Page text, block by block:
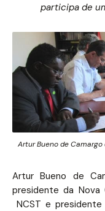
participa de
Artur Bueno de
Artur Bueno de
presidente da Nova
NCST e